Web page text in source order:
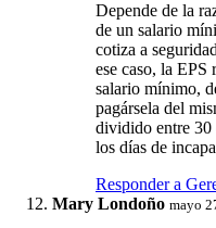
Depende de la
de un salario
cotiza a
ese caso, la EPS
salario mínimo,
pagársela del
dividido entre 30
los días de
Responder a
Mary Londoño mayo